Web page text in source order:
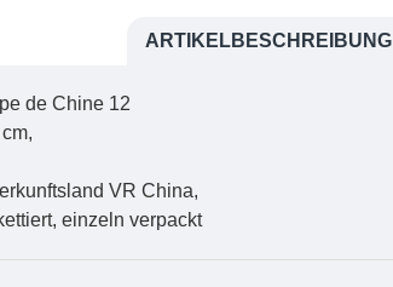
ARTIKELBESCHREIBUNG
de Chine 12
VR China,
einzeln verpackt